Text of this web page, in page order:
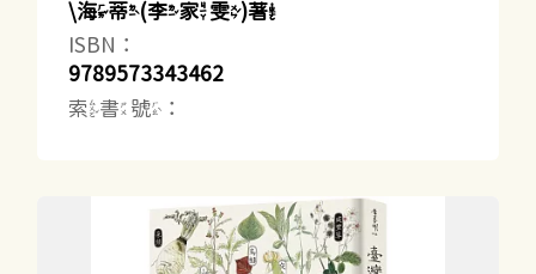
\海蒂(李家雯)著
ISBN：
9789573343462
索書號：